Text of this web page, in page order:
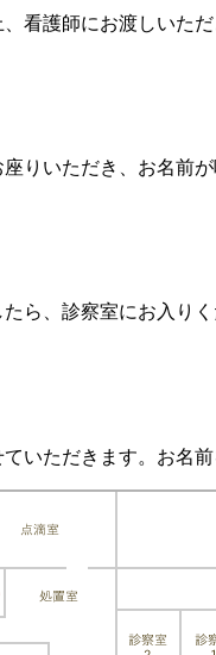
看護師にお渡しいた
りいただき、お名前
ら、診察室にお入り
いただきます。お名